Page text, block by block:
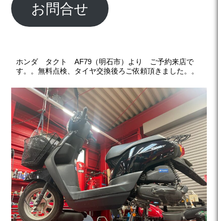
お問合せ
ホンダ タクト AF79（明石市）より ご予約来店で
す。。無料点検、タイヤ交換後ろご依頼頂きました。。